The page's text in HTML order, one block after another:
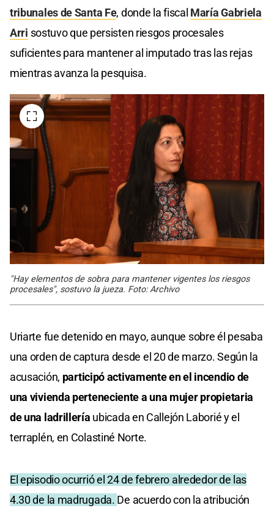
tribunales de Santa Fe, donde la fiscal María Gabriela
Arri sostuvo que persisten riesgos procesales
suficientes para mantener al imputado tras las rejas
mientras avanza la pesquisa.
"Hay elementos de sobra para mantener vigentes los riesgos
procesales", sostuvo la jueza. Foto: Archivo
Uriarte fue detenido en mayo, aunque sobre él pesaba
una orden de captura desde el 20 de marzo. Según la
acusación, participó activamente en el incendio de
una vivienda perteneciente a una mujer propietaria
de una ladrillería ubicada en Callejón Laborié y el
terraplén, en Colastiné Norte.
El episodio ocurrió el 24 de febrero alrededor de las
4.30 de la madrugada. De acuerdo con la atribución